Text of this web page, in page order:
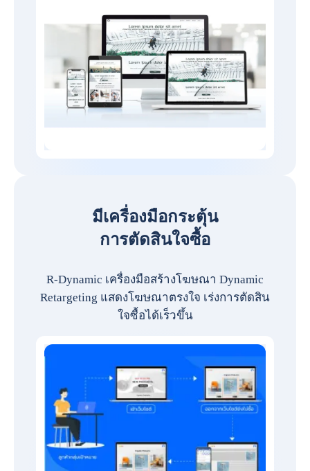
มีเครื่องมือกระตุ้น
การตัดสินใจซื้อ
R-Dynamic เครื่องมือสร้างโฆษณา Dynamic
Retargeting แสดงโฆษณาตรงใจ เร่งการตัดสิน
ใจซื้อได้เร็วขึ้น